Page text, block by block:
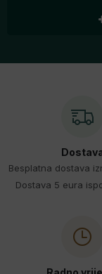
Besplatna dostava
Dostava 5 eura